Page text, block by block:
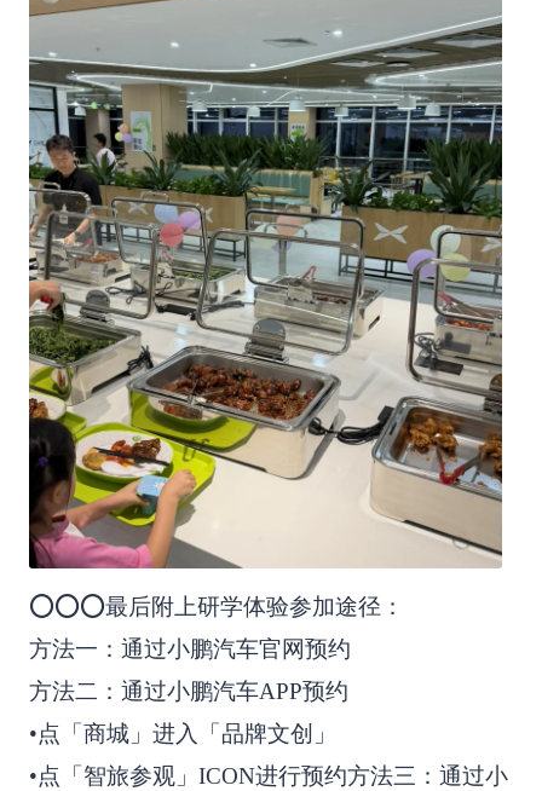
⭕️⭕️⭕️最后附上研学体验参加途径：
方法一：通过小鹏汽车官网预约
方法二：通过小鹏汽车APP预约
•点「商城」进入「品牌文创」
•点「智旅参观」ICON进行预约方法三：通过小